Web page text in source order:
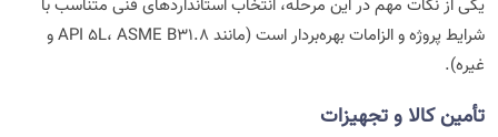
یکی از نکات مهم در این مرحله، انتخاب استانداردهای فنی متناسب با
شرایط پروژه و الزامات بهره‌بردار است (مانند API 5L، ASME B31.8 و
غیره).
تأمین کالا و تجهیزات